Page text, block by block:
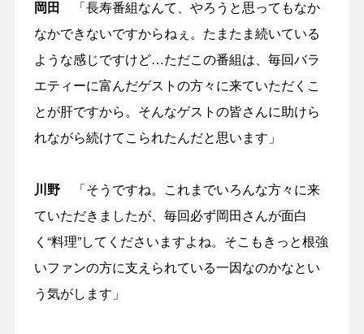
岡田 「長寿番組なんて、やろうと思ってもなか
なかできないですからねぇ。たまたま続いている
ような感じですけど…ただこの番組は、毎回バラ
エティーに富んだゲストの方々に来ていただくこ
とが肝ですから。そんなゲストの皆さんに助けら
れながら続けてこられたんだと思います」
川野「そうですね。これまでいろんな方々に来
ていただきましたが、毎回必ず岡田さんが面白
く“料理”してくださいますよね。そこもきっと根強
いファンの方に支えられている一因なのかなとい
う気がします」